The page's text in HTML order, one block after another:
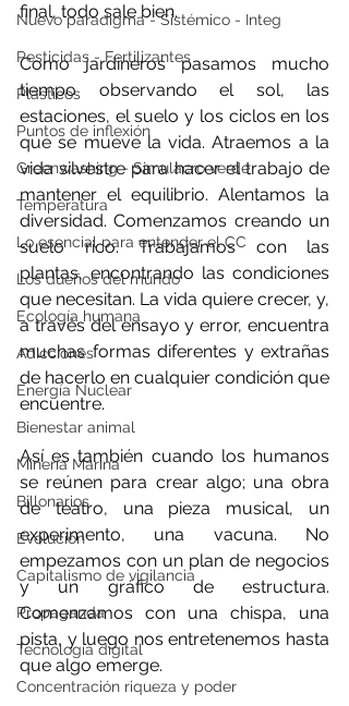
Nuevo paradigma - Sistémico - Integ
Pesticidas - Fertilizantes
Plásticos
Puntos de inflexión
Greenwashing - Simulacro verde
Temperatura
Lo esencial para entender el CC
Los dueños del mundo
Ecología humana
Adicciones
Energía Nuclear
Bienestar animal
Minería Marina
Billonarios
Evolución
Capitalismo de vigilancia
Propaganda
Tecnología digital
Concentración riqueza y poder
final, todo sale bien.
Como jardineros pasamos mucho
tiempo observando el sol, las
estaciones, el suelo y los ciclos en los
que se mueve la vida. Atraemos a la
vida silvestre para hacer el trabajo de
mantener el equilibrio. Alentamos la
diversidad. Comenzamos creando un
suelo rico. Trabajamos con las
plantas, encontrando las condiciones
que necesitan. La vida quiere crecer, y,
a través del ensayo y error, encuentra
muchas formas diferentes y extrañas
de hacerlo en cualquier condición que
encuentre.
Así es también cuando los humanos
se reúnen para crear algo; una obra
de teatro, una pieza musical, un
experimento, una vacuna. No
empezamos con un plan de negocios
y un gráfico de estructura.
Comenzamos con una chispa, una
pista, y luego nos entretenemos hasta
que algo emerge.